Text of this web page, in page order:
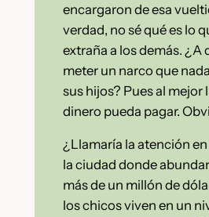
encargaron de esa
verdad, no sé qué es lo
extraña a los demás. ¿A
meter un narco que
sus hijos? Pues al mejor
dinero pueda pagar.
¿Llamaría la atención
la ciudad donde
más de un millón de
los chicos viven en un